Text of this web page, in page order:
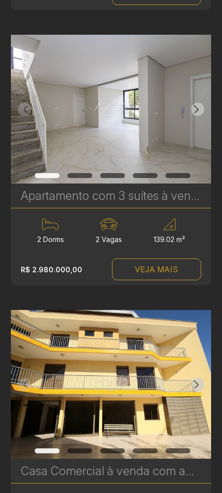
Apartamento com 3 suítes à venda no Edifício Casamia - 139,02 m² | Ref. 1771
2 Dorms 2 Vagas 139.02 m²
R$ 2.980.000,00 VEJA MAIS
Casa Comercial à venda com amplo terreno de 528 m² no Seminário, Curitiba | Ref. 1814